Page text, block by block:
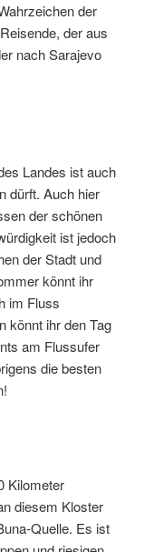
der
der aus
nach Sarajevo
Landes ist auch
dürft. Auch hier
der schönen
ist jedoch
der Stadt und
könnt ihr
im Fluss
könnt ihr den Tag
am Flussufer
die besten
Kilometer
diesem Kloster
Quelle. Es ist